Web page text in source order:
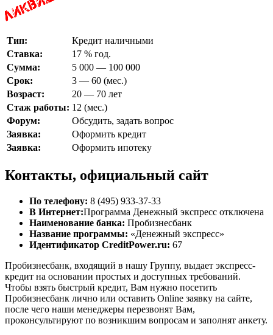
Тип:
Кредит наличными
Ставка:
17 % год.
Сумма:
5 000 — 100 000
Срок:
3 — 60 (мес.)
Возраст:
20 — 70 лет
Стаж работы: 12 (мес.)
Форум:
Обсудить, задать вопрос
Заявка:
Оформить кредит
Заявка:
Оформить ипотеку
Контакты, официальный сайт
По телефону: 8 (495) 933-37-33
В Интернет:Программа Денежный экспресс отключена
Наименование банка: Пробизнесбанк
Название программы: «Денежный экспресс»
Идентификатор CreditPower.ru: 67
Пробизнесбанк, входящий в нашу Группу, выдает экспресс-
кредит на основании простых и доступных требований.
Чтобы взять быстрый кредит, Вам нужно посетить
Пробизнесбанк лично или оставить Online заявку на сайте,
после чего наши менеджеры перезвонят Вам,
проконсультируют по возникшим вопросам и заполнят анкету.